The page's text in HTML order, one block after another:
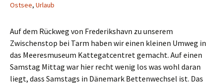
Ostsee, Urlaub
Auf dem Rückweg von Frederikshavn zu unserem
Zwischenstop bei Tarm haben wir einen kleinen Umweg in
das Meeresmuseum Kattegatcentret gemacht. Auf einen
Samstag Mittag war hier recht wenig los was wohl daran
liegt, dass Samstags in Dänemark Bettenwechsel ist. Das